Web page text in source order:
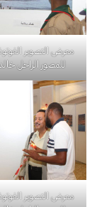
معرض التصوير
للمصور الراحل
معرض التصوير